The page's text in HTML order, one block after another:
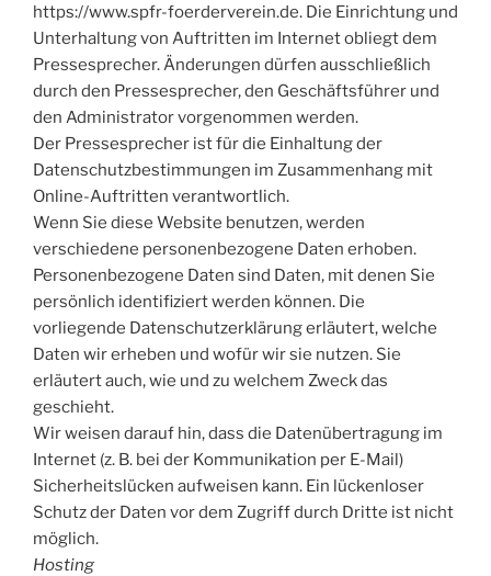
https://www.spfr-foerderverein.de. Die Einrichtung und
Unterhaltung von Auftritten im Internet obliegt dem
Pressesprecher. Änderungen dürfen ausschließlich
durch den Pressesprecher, den Geschäftsführer und
den Administrator vorgenommen werden.
Der Pressesprecher ist für die Einhaltung der
Datenschutzbestimmungen im Zusammenhang mit
Online-Auftritten verantwortlich.
Wenn Sie diese Website benutzen, werden
verschiedene personenbezogene Daten erhoben.
Personenbezogene Daten sind Daten, mit denen Sie
persönlich identifiziert werden können. Die
vorliegende Datenschutzerklärung erläutert, welche
Daten wir erheben und wofür wir sie nutzen. Sie
erläutert auch, wie und zu welchem Zweck das
geschieht.
Wir weisen darauf hin, dass die Datenübertragung im
Internet (z. B. bei der Kommunikation per E-Mail)
Sicherheitslücken aufweisen kann. Ein lückenloser
Schutz der Daten vor dem Zugriff durch Dritte ist nicht
möglich.
Hosting